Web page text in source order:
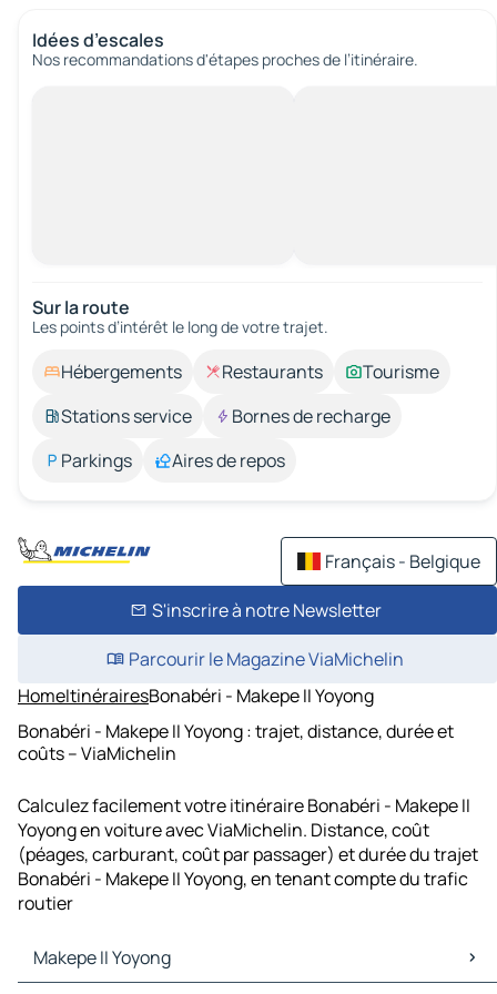
Idées d’escales
Nos recommandations d'étapes proches de l’itinéraire.
Sur la route
Les points d’intérêt le long de votre trajet.
Hébergements Restaurants
Tourisme
Stations service
Bornes de recharge
Parkings
Aires de repos
Français - Belgique
S'inscrire à notre Newsletter
Parcourir le Magazine ViaMichelin
HomeItinérairesBonabéri - Makepe II Yoyong
Bonabéri - Makepe II Yoyong : trajet, distance, durée et
coûts – ViaMichelin
Calculez facilement votre itinéraire Bonabéri - Makepe II
Yoyong en voiture avec ViaMichelin. Distance, coût
(péages, carburant, coût par passager) et durée du trajet
Bonabéri - Makepe II Yoyong, en tenant compte du trafic
routier
Makepe II Yoyong